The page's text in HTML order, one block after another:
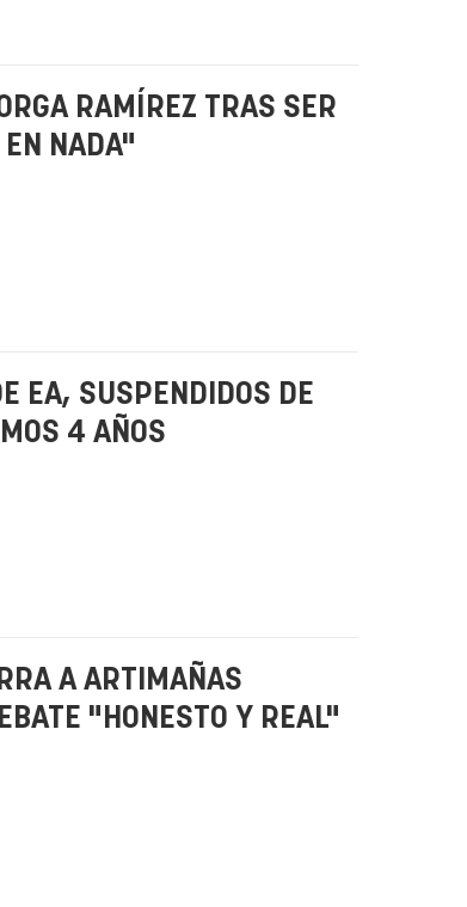
RAMÍREZ TRAS SER
EN NADA"
EA, SUSPENDIDOS DE
4 AÑOS
A ARTIMAÑAS
"HONESTO Y REAL"